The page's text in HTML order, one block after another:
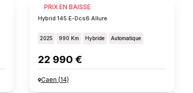
PRIX EN BAISSE
PEUGEOT 2008
Hybrid 145 E-Dcs6 Allure
2025 990 Km Hybride Automatique
22 990 €
Caen (14)